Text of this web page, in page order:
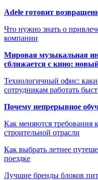
Adele готовит
Что нужно знать о
компании
Мировая музыкальная
сближается с кино:
Технологичный офис:
сотрудникам работать
Почему непрерывное
Как меняются требования
строительной отрасли
Как выбрать летнее
поездке
Лучшие бренды блоков